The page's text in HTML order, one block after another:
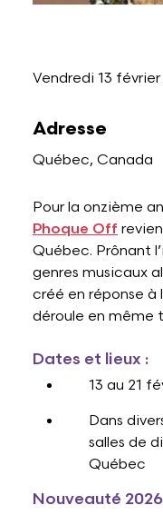
Vendredi 13 février
Adresse
Québec, Canada
Pour la onzième
Phoque Off
Québec. Prônant
genres musicaux
créé en réponse à
déroule en même
Dates et lieux :
13 au 21
Dans
salles de
Québec
Nouveauté
Musique
Théâtre, Cirque
Humour